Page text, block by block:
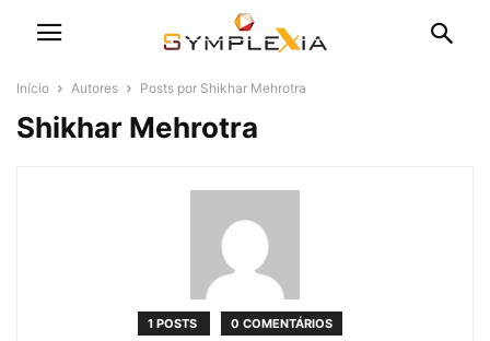
Início Autores Posts por Shikhar Mehrotra
Shikhar Mehrotra
1 POSTS 0 COMENTÁRIOS